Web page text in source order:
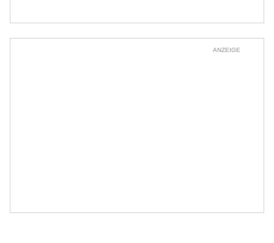
ANZEIGE